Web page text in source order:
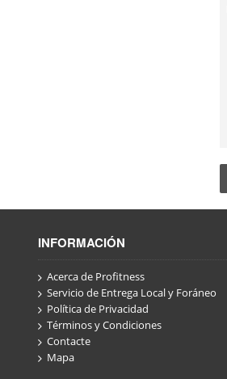
INFORMACIÓN
Acerca de Profitness
Servicio de Entrega Local y Foráneo
Política de Privacidad
Términos y Condiciones
Contacte
Mapa